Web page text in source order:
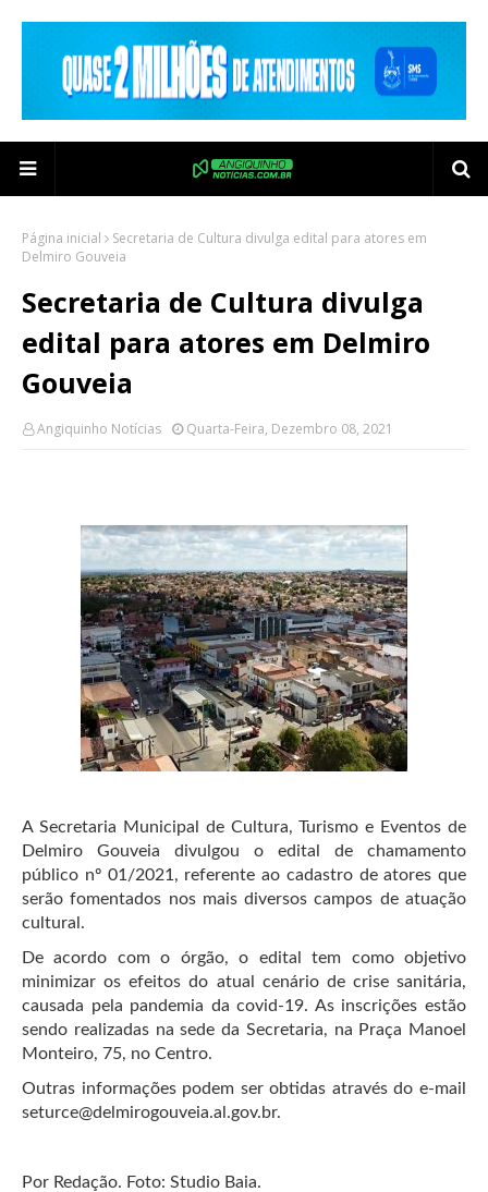
Página inicial
Secretaria de Cultura divulga edital para atores em
Delmiro Gouveia
Secretaria de Cultura divulga
edital para atores em Delmiro
Gouveia
Angiquinho Notícias Quarta-Feira, Dezembro 08, 2021
A Secretaria Municipal de Cultura, Turismo e Eventos de
Delmiro Gouveia divulgou o edital de chamamento
público nº 01/2021, referente ao cadastro de atores que
serão fomentados nos mais diversos campos de atuação
cultural.
De acordo com o órgão, o edital tem como objetivo
minimizar os efeitos do atual cenário de crise sanitária,
causada pela pandemia da covid-19. As inscrições estão
sendo realizadas na sede da Secretaria, na Praça Manoel
Monteiro, 75, no Centro.
Outras informações podem ser obtidas através do e-mail
seturce@delmirogouveia.al.gov.br.
Por Redação. Foto: Studio Baia.